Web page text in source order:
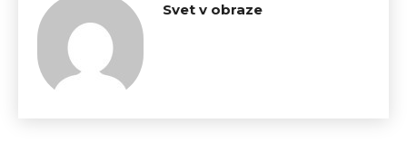
Svet v obraze